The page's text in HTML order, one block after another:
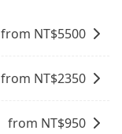
from NT$5500
from NT$2350
from NT$950